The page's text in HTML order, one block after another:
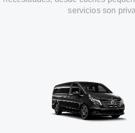
servicios son